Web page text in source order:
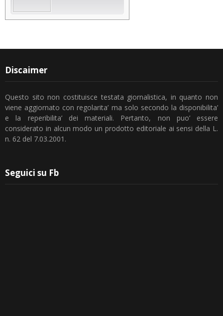
Discaimer
Questo sito non costituisce testata giornalistica, in quanto non
viene aggiornato con regolarita’ ma solo secondo la disponibilita’
e la reperibilita’ dei materiali. Pertanto, non puo’ essere
considerato in alcun modo un prodotto editoriale ai sensi della L.
n. 62 del 7.03.2001.
Seguici su Fb